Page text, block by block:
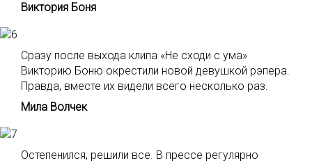
Виктория Боня
Сразу после выхода клипа «Не сходи с ума»
Викторию Боню окрестили новой девушкой рэпера.
Правда, вместе их видели всего несколько раз.
Мила Волчек
Остепенился, решили все. В прессе регулярно